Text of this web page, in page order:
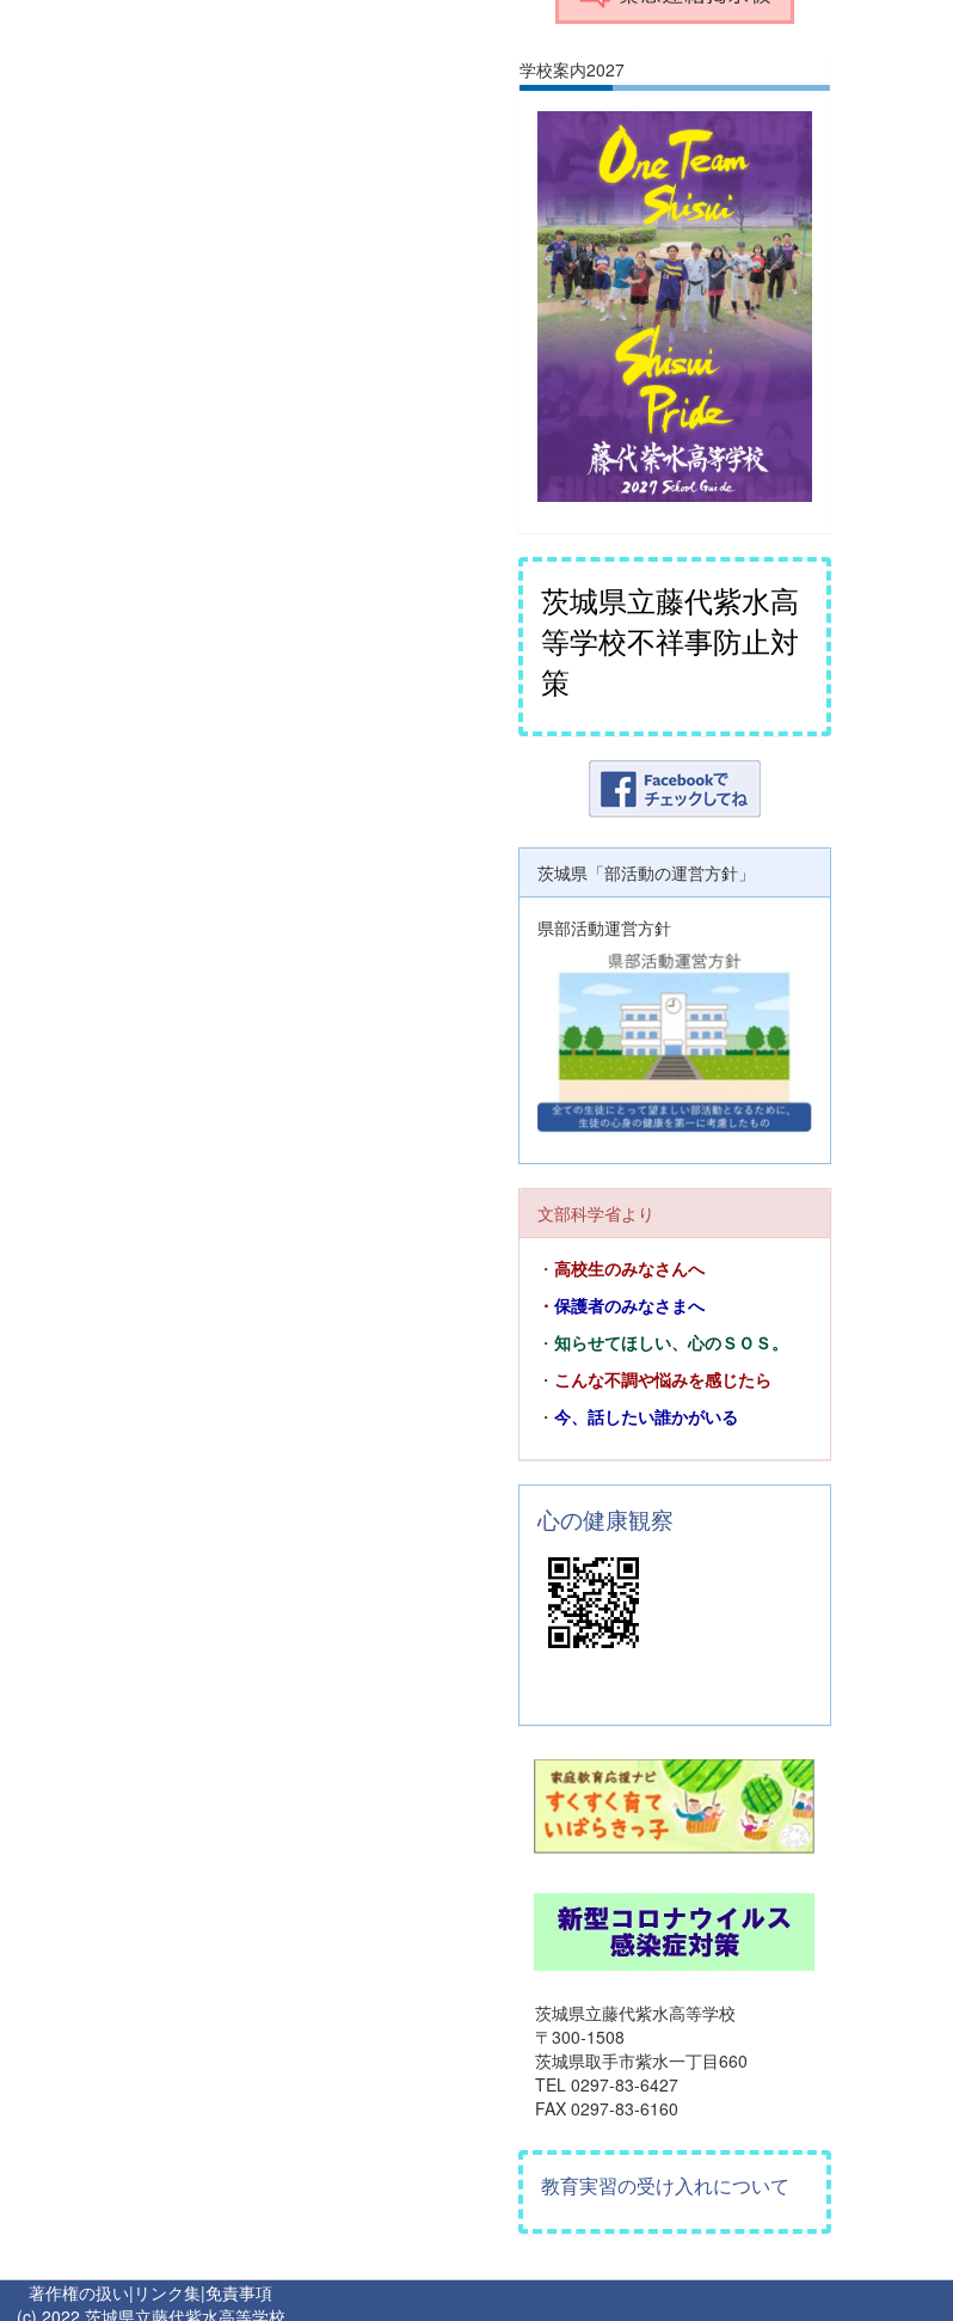
学校案内2027
茨城県立藤代紫水高
等学校不祥事防止対
策
茨城県「部活動の運営方針」
県部活動運営方針
文部科学省より
・ 高校生のみなさんへ
・ 保護者のみなさまへ
・ 知らせてほしい、心のＳＯＳ。
・ こんな不調や悩みを感じたら
・ 今、話したい誰かがいる
心の健康観察
茨城県立藤代紫水高等学校
〒300-1508
茨城県取手市紫水一丁目660
TEL 0297-83-6427
FAX 0297-83-6160
教育実習の受け入れについて
著作権の扱い| リンク集|免責事項